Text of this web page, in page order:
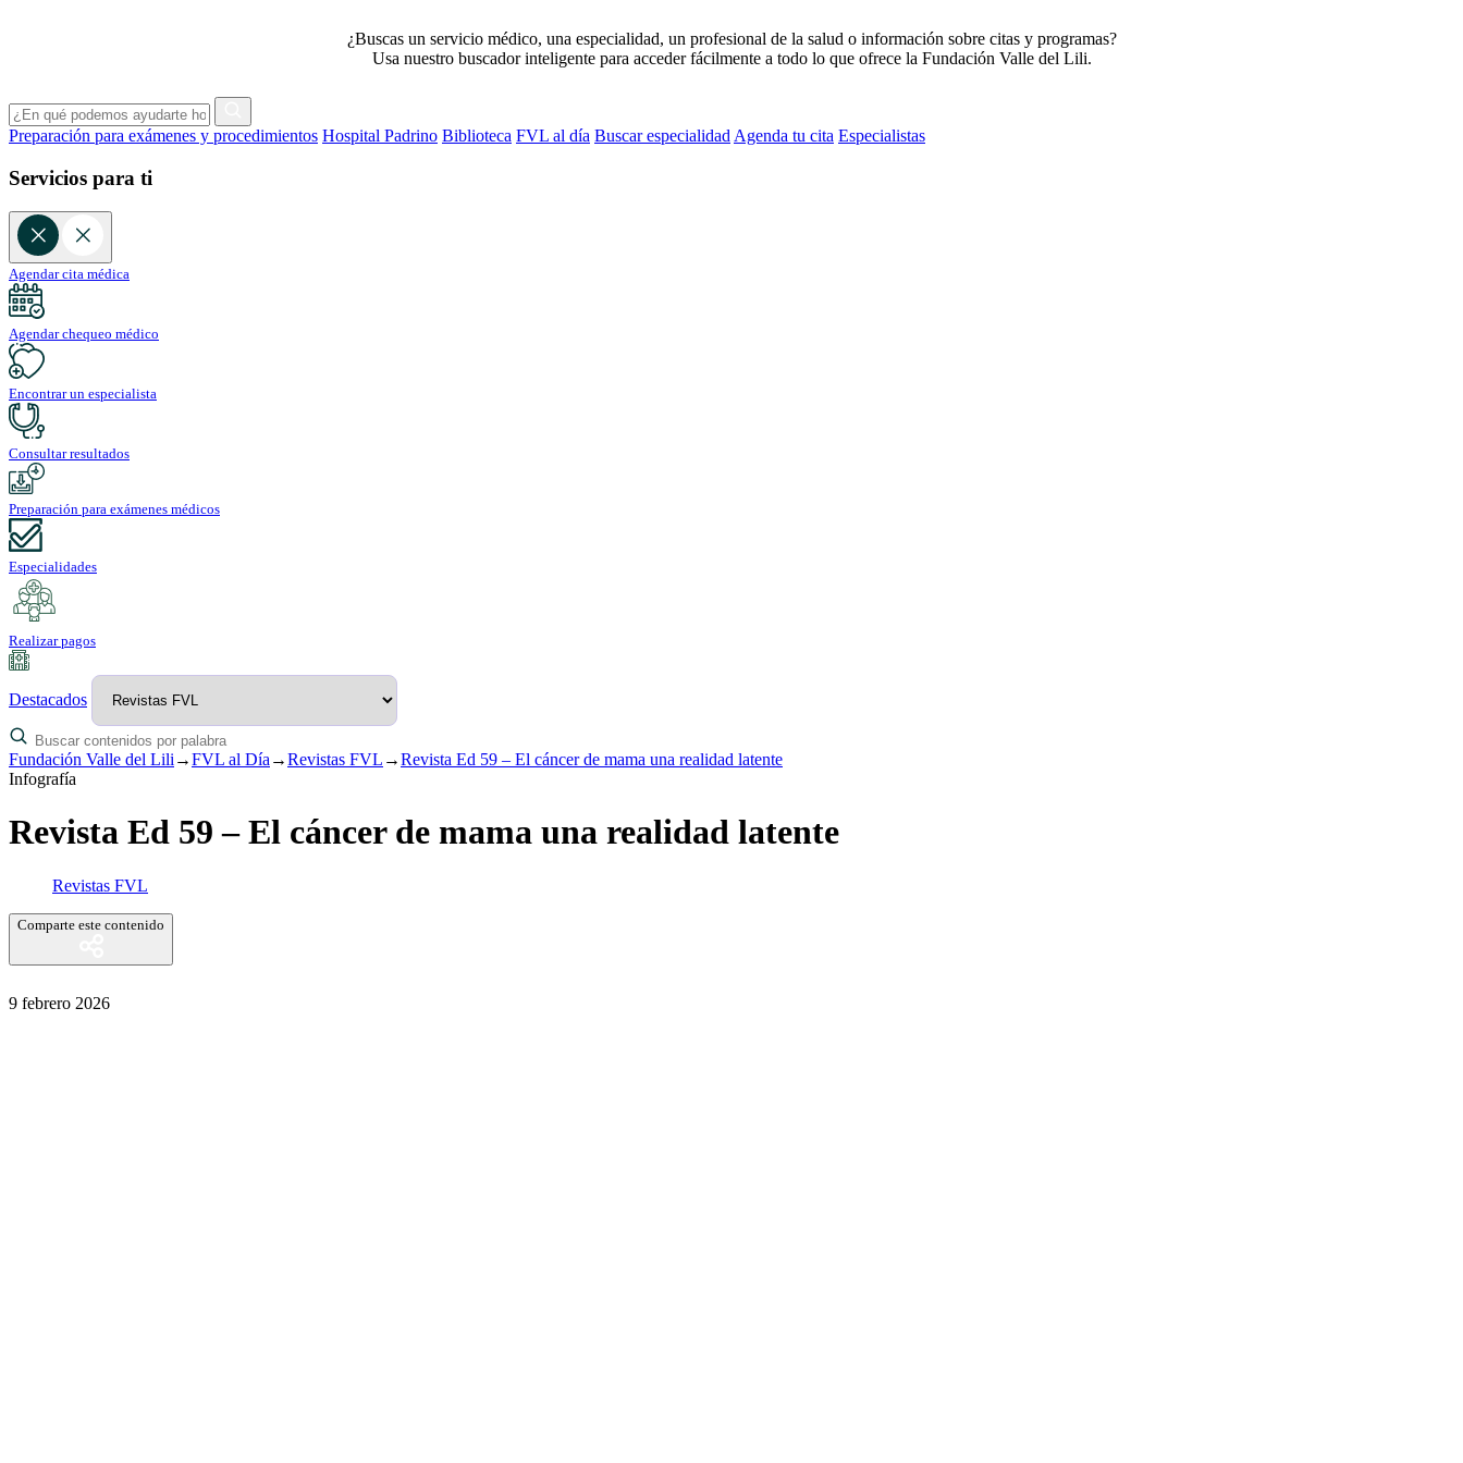
¿Buscas un servicio médico, una especialidad, un profesional de la salud o información sobre citas y programas?
Usa nuestro buscador inteligente para acceder fácilmente a todo lo que ofrece la Fundación Valle del Lili.
Preparación para exámenes y procedimientos Hospital Padrino Biblioteca FVL al día Buscar especialidad Agenda tu cita Especialistas
Servicios para ti
Agendar cita médica
Agendar chequeo médico
Encontrar un especialista
Consultar resultados
Preparación para exámenes médicos
Especialidades
Realizar pagos
Destacados
Fundación Valle del Lili →FVL al Día →Revistas FVL →Revista Ed 59 – El cáncer de mama una realidad latente
Infografía
Revista Ed 59 – El cáncer de mama una realidad latente
Revistas FVL
Comparte este contenido
9 febrero 2026